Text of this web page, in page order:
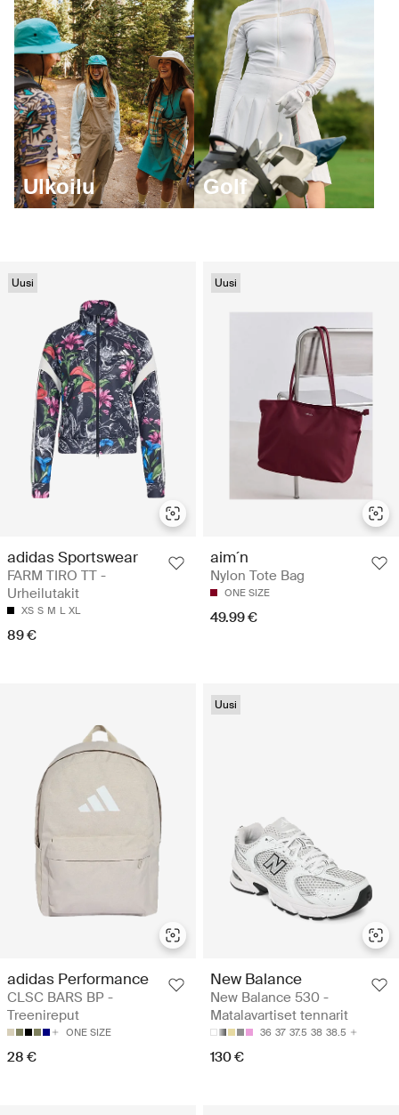
Uusi
adidas Sportswear
FARM TIRO TT -
Urheilutakit
XS S M L XL
89 €
Uusi
aim´n
Nylon Tote Bag
ONE SIZE
49.99 €
adidas Performance
CLSC BARS BP -
Treenireput
ONE SIZE
28 €
Uusi
New Balance
New Balance 530 -
Matalavartiset tennarit
36 37 37.5 38 38.5
130 €
Ulkoilu Golf